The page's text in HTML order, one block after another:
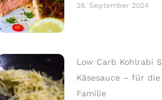
26. September 2024
Low Carb Kohlrabi
Käsesauce – für die
Familie